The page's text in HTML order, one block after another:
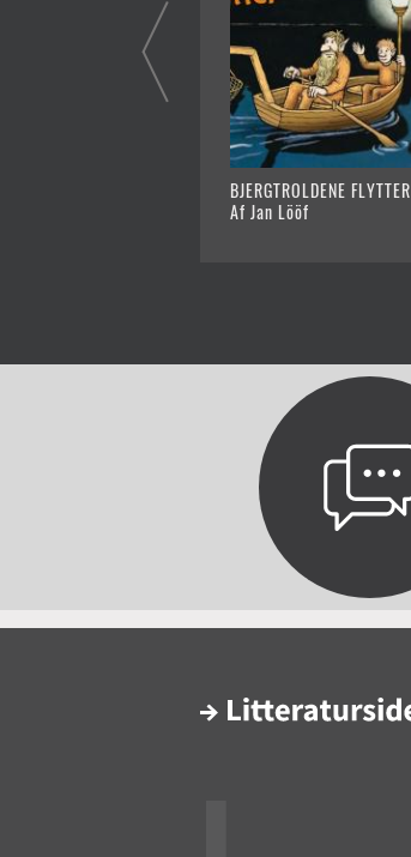
BJERGTROLDENE FLYTTER
Af Jan Lööf